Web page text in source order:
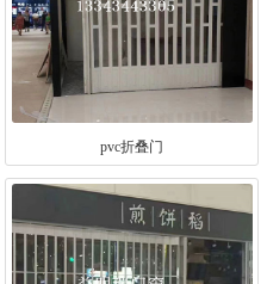
pvc折叠门